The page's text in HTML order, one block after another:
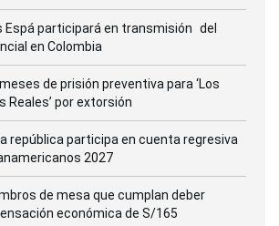
Espá participará en transmisión del
en Colombia
de prisión preventiva para ‘Los
Reales’ por extorsión
república participa en cuenta regresiva
2027
de mesa que cumplan deber
económica de S/165